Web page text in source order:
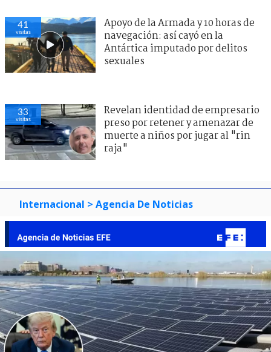
41
visitas
Apoyo de la Armada y 10 horas de
navegación: así cayó en la
Antártica imputado por delitos
sexuales
33
visitas
Revelan identidad de empresario
preso por retener y amenazar de
muerte a niños por jugar al "rin
raja"
Internacional > Agencia De Noticias